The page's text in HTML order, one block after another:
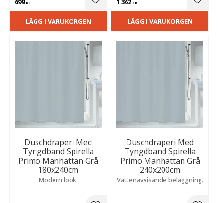
699KR Lägg till i favoriter
LÄGG I VARUKORGEN
1 362 KR
LÄGG I VARUKORGEN
Duschdraperi Med
Tyngdband Spirella
Primo Manhattan Grå
180x240cm
Modern look.
Duschdraperi Med
Tyngdband Spirella
Primo Manhattan Grå
240x200cm
Vattenavvisande beläggning.